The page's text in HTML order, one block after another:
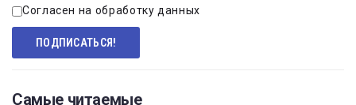
Согласен на обработку данных
Самые читаемые